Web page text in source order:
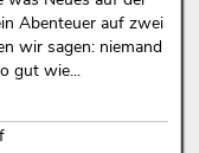
Abenteuer auf zwei
wir sagen: niemand
gut wie...